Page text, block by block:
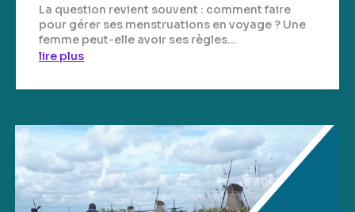
La question revient souvent : comment faire
pour gérer ses menstruations en voyage ? Une
femme peut-elle avoir ses règles...
lire plus